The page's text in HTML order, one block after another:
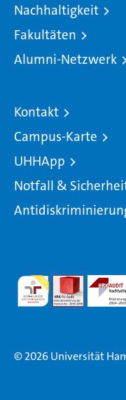
Nachhaltigkeit
Fakultäten
Alumni-Netzwerk
Kontakt
Campus-Karte
UHHApp
Notfall &
© 2026 Universität